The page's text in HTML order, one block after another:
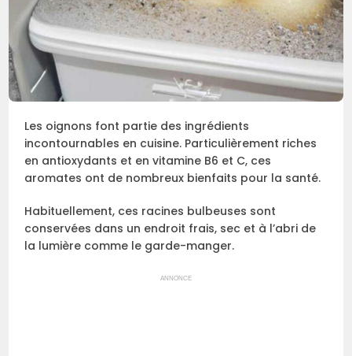
Les oignons font partie des ingrédients
incontournables en cuisine. Particulièrement riches
en antioxydants et en vitamine B6 et C, ces
aromates ont de nombreux bienfaits pour la santé.
Habituellement, ces racines bulbeuses sont
conservées dans un endroit frais, sec et à l’abri de
la lumière comme le garde-manger.
ANNONCE